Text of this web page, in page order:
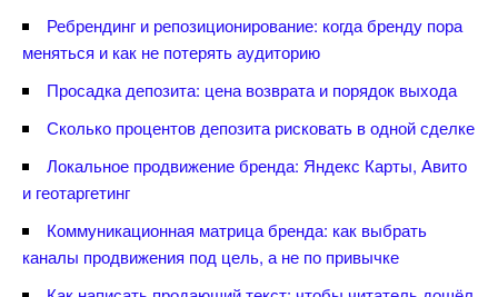
Ребрендинг и репозиционирование: когда бренду пора
меняться и как не потерять аудиторию
Просадка депозита: цена возврата и порядок выхода
Сколько процентов депозита рисковать в одной сделке
Локальное продвижение бренда: Яндекс Карты, Авито
и геотаргетин
Коммуникационная матрица бренда: как выбрать
каналы продвижения под цель, а не по привычке